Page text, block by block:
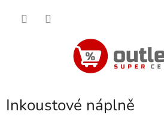
Inkoustové náplně